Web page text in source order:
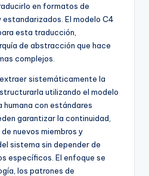
en formatos de
El modelo C4
esta traducción,
de abstracción que hace
complejos.
sistemáticamente la
utilizando el modelo
humana con estándares
garantizar la continuidad,
nuevos miembros y
sistema sin depender de
específicos. El enfoque se
los patrones de